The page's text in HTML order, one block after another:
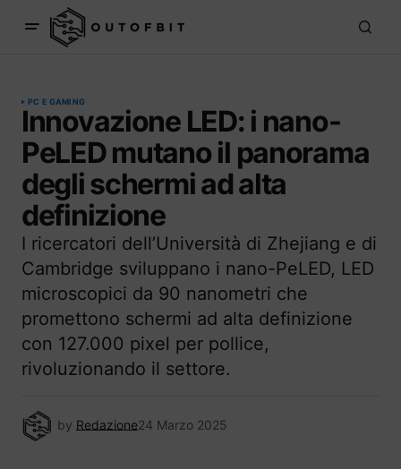
PC E GAMING
Innovazione LED: i nano-
PeLED mutano il panorama
degli schermi ad alta
definizione
I ricercatori dell’Università di Zhejiang e di
Cambridge sviluppano i nano-PeLED, LED
microscopici da 90 nanometri che
promettono schermi ad alta definizione
con 127.000 pixel per pollice,
rivoluzionando il settore.
by Redazione24 Marzo 2025